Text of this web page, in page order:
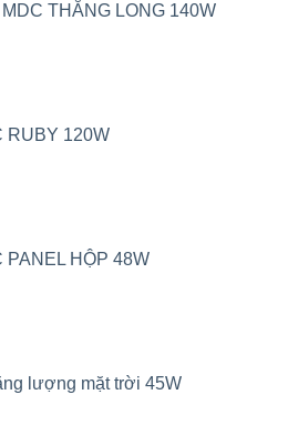
THĂNG LONG 140W
RUBY 120W
PANEL HỘP 48W
lượng mặt trời 45W